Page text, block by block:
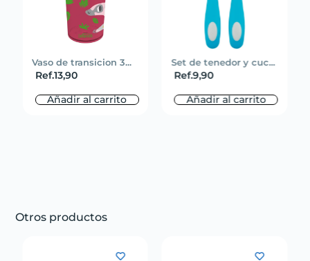
Vaso de transicion 3...
Ref.13,90
Añadir al carrito
Set de tenedor y cuc...
Ref.9,90
Añadir al carrito
Otros productos